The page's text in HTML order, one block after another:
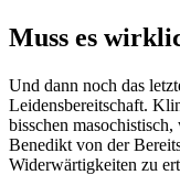
Muss es
Und dann noch das
Leidensbereitschaft.
bisschen
Benedikt von der
Widerwärtigkeiten zu